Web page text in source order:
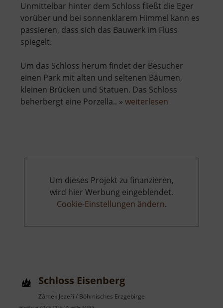
Unmittelbar hinter dem Schloss fließt die Eger
vorüber und bei sonnenklarem Himmel kann es
passieren, dass sich das Bauwerk im Fluss
spiegelt.
Um das Schloss herum findet der Besucher
einen Park mit alten und seltenen Bäumen,
kleinen Brücken und Statuen. Das Schloss
beherbergt eine Porzella.. » weiterlesen
Um dieses Projekt zu finanzieren,
wird hier Werbung eingeblendet.
Cookie-Einstellungen ändern.
Schloss Eisenberg
Zámek Jezeří / Böhmisches Erzgebirge